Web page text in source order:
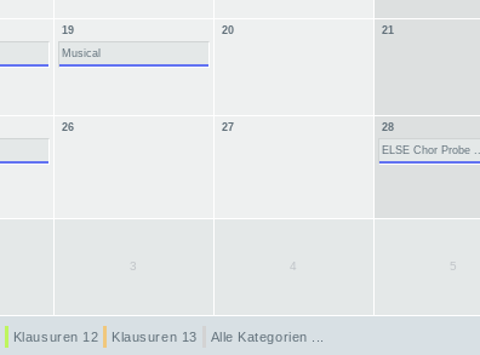
19
Musical
20 21
26 27
28
ELSE Chor Probe ...
3 4 5
Klausuren 12 Klausuren 13 Alle Kategorien ...